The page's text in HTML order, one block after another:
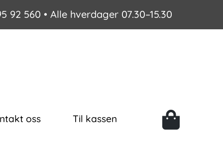
92 560 • Alle hverdager 07.30–15.30
oss Til kassen